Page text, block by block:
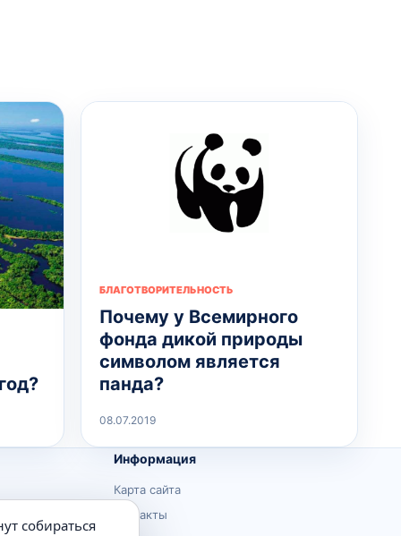
БЛАГОТВОРИТЕЛЬНОСТЬ
Почему у Всемирного
фонда дикой природы
символом является
панда?
08.07.2019
Информация
Карта сайта
Контакты
собираться